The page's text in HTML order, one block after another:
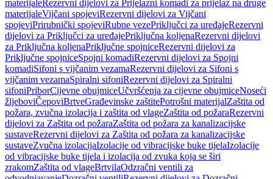
materijaleRezervni dijelovi za Prijelazni komadi za prijelaz na druge
materijaleVijčani spojeviRezervni dijelovi za Vijčani
spojeviPrirubnički spojeviRubne vezePriključci za uređajeRezervni
dijelovi za Priključci za uređajePriključna koljenaRezervni dijelovi
za Priključna koljenaPriključne spojniceRezervni dijelovi za
Priključne spojniceSpojni komadiRezervni dijelovi za Spojni
komadiSifoni s vijčanim vezamaRezervni dijelovi za Sifoni s
vijčanim vezamaSpiralni sifoniRezervni dijelovi za Spiralni
sifoniPriborCijevne obujmiceUčvršćenja za cijevne obujmiceNoseći
žljeboviČepoviBrtveGrađevinske zaštitePotrošni materijalZaštita od
požara, zvučna izolacija i zaštita od vlageZaštita od požaraRezervni
dijelovi za Zaštita od požaraZaštita od požara za kanalizacijske
sustaveRezervni dijelovi za Zaštita od požara za kanalizacijske
sustaveZvučna izolacijaIzolacije od vibracijske buke tijelaIzolacije
od vibracijske buke tijela i izolacija od zvuka koja se širi
zrakomZaštita od vlageBrtvilaOdzračni ventili za